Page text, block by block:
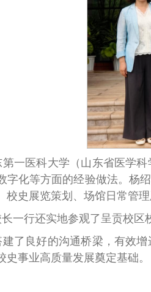
一医科大学（山东省医学
字化等方面的经验做法。杨
校史展览策划、场馆日常管
一行还实地参观了呈贡校区
了良好的沟通桥梁，有效
事业高质量发展奠定基础。